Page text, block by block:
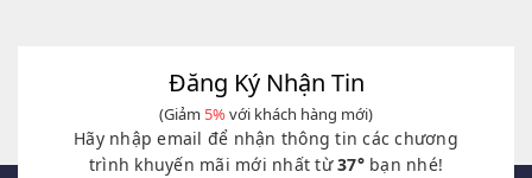
Đăng Ký Nhận Tin
(Giảm 5%với khách hàng mới)
Hãy nhập email để nhận thông tin các chương
trình khuyến mãi mới nhất từ37°bạn nhé!